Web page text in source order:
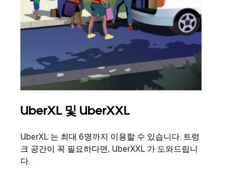
UberXL 및 UberXXL
UberXL 는 최대 6명까지 이용할 수 있습니다. 트렁
크 공간이 꼭 필요하다면, UberXXL 가 도와드립니
다.